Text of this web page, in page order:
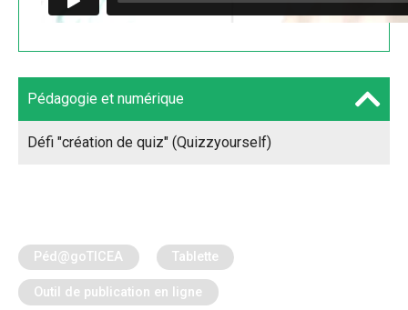
Pédagogie et numérique
Défi "création de quiz" (Quizzyourself)
Péd@goTICEA Tablette
Outil de publication en ligne